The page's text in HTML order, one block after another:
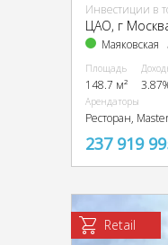
Инвестиции в
Маяковская
Площадь
148.7 м²
Арендаторы
Ресторан,
237 919
Retail